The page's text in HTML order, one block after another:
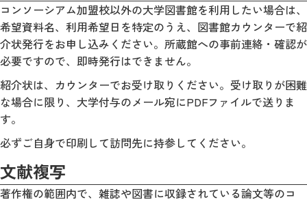
コンソーシアム加盟校以外の大学図書館を利用したい場合は、
希望資料名、利用希望日を特定のうえ、図書館カウンターで紹
介状発行をお申し込みください。所蔵館への事前連絡・確認が
必要ですので、即時発行はできません。
紹介状は、カウンターでお受け取りください。受け取りが困難
な場合に限り、大学付与のメール宛にPDFファイルで送りま
す。
必ずご自身で印刷して訪問先に持参してください。
文献複写
著作権の範囲内で、雑誌や図書に収録されている論文等のコ